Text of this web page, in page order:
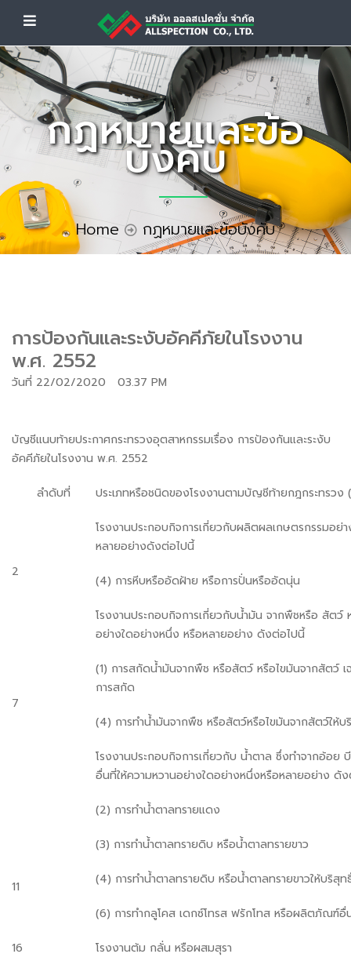
กฏหมายและข้อ
บังคับ
Home กฏหมายและข้อบังคับ
การป้องกันและระงับอัคคีภัยในโรงงาน
พ.ศ. 2552
วันที่ 22/02/2020 03.37 PM
บัญชีแนบท้ายประกาศกระทรวงอุตสาหกรรมเรื่อง การป้องกันและระงับ
อัคคีภัยในโรงงาน พ.ศ. 2552
ลำดับที่ ประเภทหรือชนิดของโรงงานตามบัญชีท้ายกฎกระทรว
2
โรงงานประกอบกิจการเกี่ยวกับผลิตผลเกษตรกรรมอย่
หลายอย่างดังต่อไปนี้
(4) การหีบหรืออัดฝ้าย หรือการปั่นหรืออัดนุ่น
7
โรงงานประกอบกิจการเกี่ยวกับน้ำมัน จากพืชหรือ สัตว์
อย่างใดอย่างหนึ่ง หรือหลายอย่าง ดังต่อไปนี้
(1) การสกัดน้ำมันจากพืช หรือสัตว์ หรือไขมันจากสัตว์ เ
การสกัด
(4) การทำน้ำมันจากพืช หรือสัตว์หรือไขมันจากสัตว์ให้บ
11
โรงงานประกอบกิจการเกี่ยวกับ น้ำตาล ซึ่งทำจากอ้อย
อื่นที่ให้ความหวานอย่างใดอย่างหนึ่งหรือหลายอย่าง ดั
(2) การทำน้ำตาลทรายแดง
(3) การทำน้ำตาลทรายดิบ หรือน้ำตาลทรายขาว
(4) การทำน้ำตาลทรายดิบ หรือน้ำตาลทรายขาวให้บริสุท
(6) การทำกลูโคส เดกซ์โทรส ฟรักโทส หรือผลิตภัณฑ์
16 โรงงานต้ม กลั่น หรือผสมสุรา